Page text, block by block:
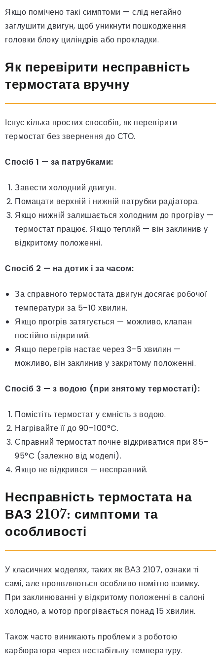
Якщо помічено такі симптоми — слід негайно
заглушити двигун, щоб уникнути пошкодження
головки блоку циліндрів або прокладки.
Як перевірити несправність
термостата вручну
Існує кілька простих способів, як перевірити
термостат без звернення до СТО.
Спосіб 1 — за патрубками:
Завести холодний двигун.
Помацати верхній і нижній патрубки радіатора.
Якщо нижній залишається холодним до прогріву —
термостат працює. Якщо теплий — він заклинив у
відкритому положенні.
Спосіб 2 — на дотик і за часом:
За справного термостата двигун досягає робочої
температури за 5–10 хвилин.
Якщо прогрів затягується — можливо, клапан
постійно відкритий.
Якщо перегрів настає через 3–5 хвилин —
можливо, він заклинив у закритому положенні.
Спосіб 3 — з водою (при знятому термостаті):
Помістіть термостат у ємність з водою.
Нагрівайте її до 90–100°C.
Справний термостат почне відкриватися при 85–
95°C (залежно від моделі).
Якщо не відкрився — несправний.
Несправність термостата на
ВАЗ 2107: симптоми та
особливості
У класичних моделях, таких як ВАЗ 2107, ознаки ті
самі, але проявляються особливо помітно взимку.
При заклинюванні у відкритому положенні в салоні
холодно, а мотор прогрівається понад 15 хвилин.
Також часто виникають проблеми з роботою
карбюратора через нестабільну температуру.